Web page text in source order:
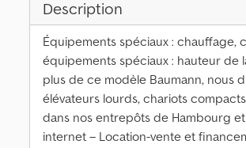
Description
Équipements spéciaux : chauffage,
équipements spéciaux : hauteur de
plus de ce modèle Baumann, nous
élévateurs lourds, chariots
dans nos entrepôts de Hambourg
internet – Location-vente et